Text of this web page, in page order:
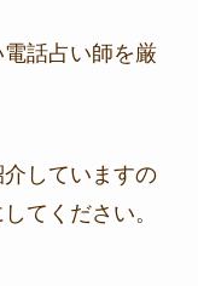
話占い師を厳
していますの
てください。